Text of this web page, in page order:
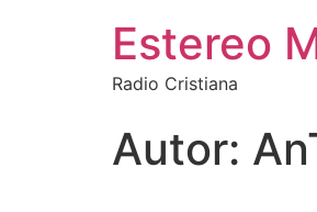
Estereo
Radio Cristiana
Autor: